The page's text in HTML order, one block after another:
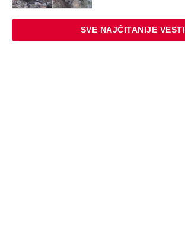
SVE NAJČITANIJE VESTI